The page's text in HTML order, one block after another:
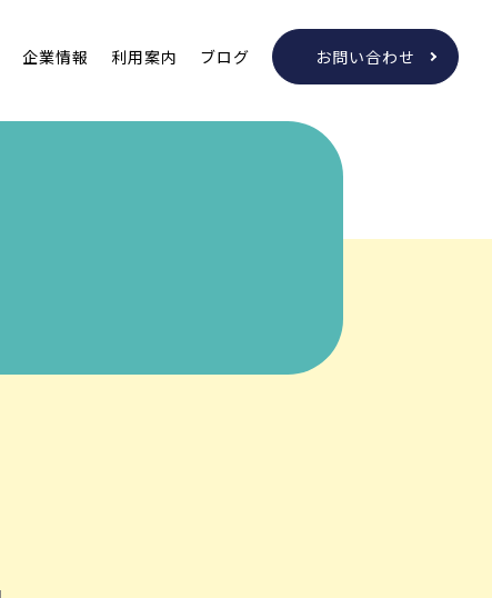
企業情報 利用案内 ブログ お問い合わせ